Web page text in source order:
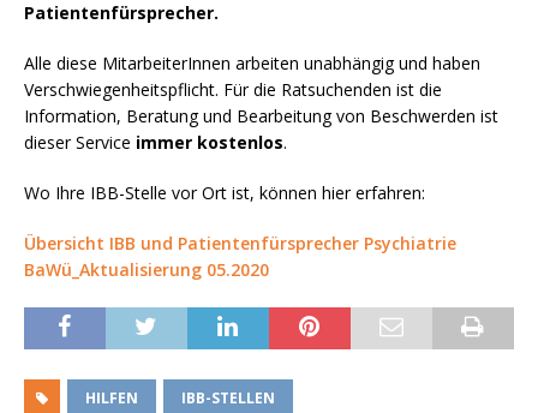
powered by WPCookiePro
Patientenfürsprecher.
Alle diese MitarbeiterInnen arbeiten unabhängig und haben
Verschwiegenheitspflicht. Für die Ratsuchenden ist die
Information, Beratung und Bearbeitung von Beschwerden ist
dieser Service immer kostenlos.
Wo Ihre IBB-Stelle vor Ort ist, können hier erfahren:
Übersicht IBB und Patientenfürsprecher Psychiatrie
BaWü_Aktualisierung 05.2020
HILFEN IBB-STELLEN